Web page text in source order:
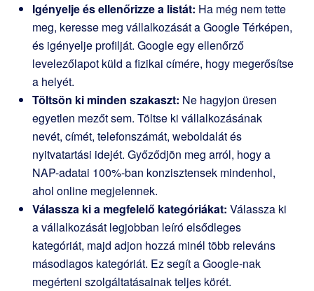
Igényelje és ellenőrizze a listát: Ha még nem tette
meg, keresse meg vállalkozását a Google Térképen,
és igényelje profilját. Google egy ellenőrző
levelezőlapot küld a fizikai címére, hogy megerősítse
a helyét.
Töltsön ki minden szakaszt: Ne hagyjon üresen
egyetlen mezőt sem. Töltse ki vállalkozásának
nevét, címét, telefonszámát, weboldalát és
nyitvatartási idejét. Győződjön meg arról, hogy a
NAP-adatai 100%-ban konzisztensek mindenhol,
ahol online megjelennek.
Válassza ki a megfelelő kategóriákat: Válassza ki
a vállalkozását legjobban leíró elsődleges
kategóriát, majd adjon hozzá minél több releváns
másodlagos kategóriát. Ez segít a Google-nak
megérteni szolgáltatásainak teljes körét.